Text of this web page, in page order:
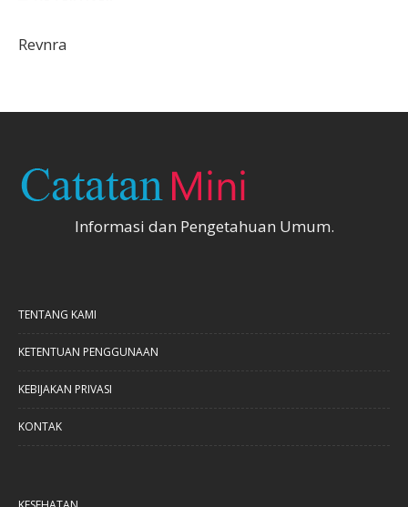
Revnra
Informasi dan Pengetahuan Umum.
TENTANG KAMI
KETENTUAN PENGGUNAAN
KEBIJAKAN PRIVASI
KONTAK